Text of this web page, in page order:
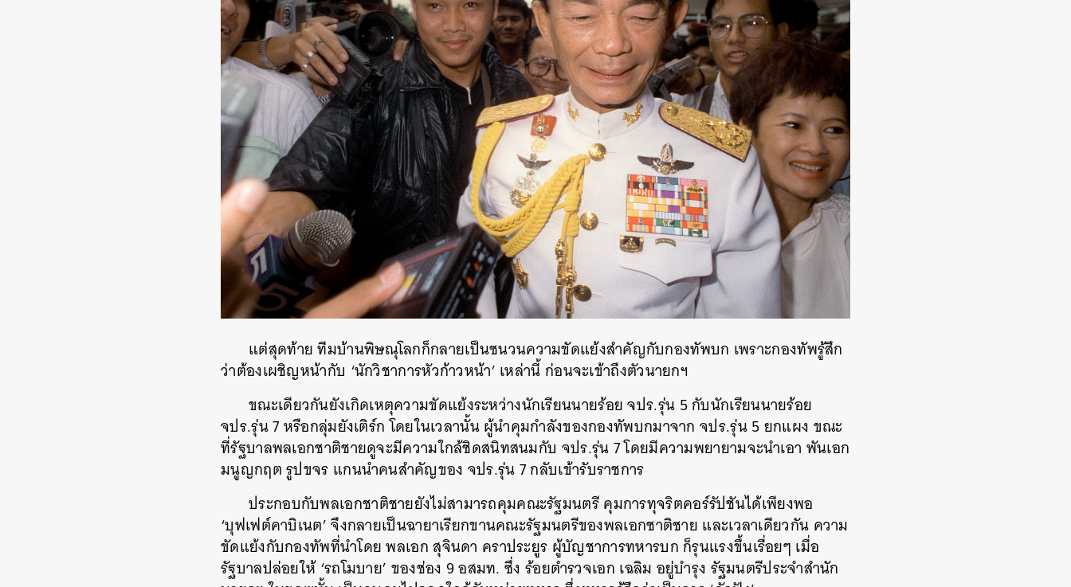
แต่สุดท้าย ทีมบ้านพิษณุโลกก็กลายเป็นชนวนความขัดแย้งสำคัญกับกองทัพบก เพราะกองทัพรู้สึก
ว่าต้องเผชิญหน้ากับ ‘นักวิชาการหัวก้าวหน้า’ เหล่านี้ ก่อนจะเข้าถึงตัวนายกฯ
ขณะเดียวกันยังเกิดเหตุความขัดแย้งระหว่างนักเรียนนายร้อย จปร.รุ่น 5 กับนักเรียนนายร้อย
จปร.รุ่น 7 หรือกลุ่มยังเติร์ก โดยในเวลานั้น ผู้นำคุมกำลังของกองทัพบกมาจาก จปร.รุ่น 5 ยกแผง ขณะ
ที่รัฐบาลพลเอกชาติชายดูจะมีความใกล้ชิดสนิทสนมกับ จปร.รุ่น 7 โดยมีความพยายามจะนำเอา พันเอก
มนูญกฤต รูปขจร แกนนำคนสำคัญของ จปร.รุ่น 7 กลับเข้ารับราชการ
ประกอบกับพลเอกชาติชายยังไม่สามารถคุมคณะรัฐมนตรี คุมการทุจริตคอร์รัปชันได้เพียงพอ
‘บุฟเฟต์คาบิเนต’ จึงกลายเป็นฉายาเรียกขานคณะรัฐมนตรีของพลเอกชาติชาย และเวลาเดียวกัน ความ
ขัดแย้งกับกองทัพที่นำโดย พลเอก สุจินดา คราประยูร ผู้บัญชาการทหารบก ก็รุนแรงขึ้นเรื่อยๆ เมื่อ
รัฐบาลปล่อยให้ ‘รถโมบาย’ ของช่อง 9 อสมท. ซึ่ง ร้อยตำรวจเอก เฉลิม อยู่บำรุง รัฐมนตรีประจำสำนัก